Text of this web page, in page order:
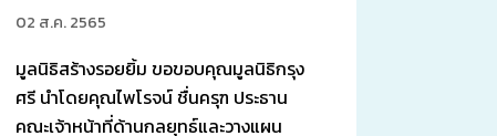
02 ส.ค. 2565
มูลนิธิสร้างรอยยิ้ม ขอขอบคุณมูลนิธิกรุง
ศรี นำโดยคุณไพโรจน์ ชื่นครุฑ ประธาน
คณะเจ้าหน้าที่ด้านกลยุทธ์และวางแผน